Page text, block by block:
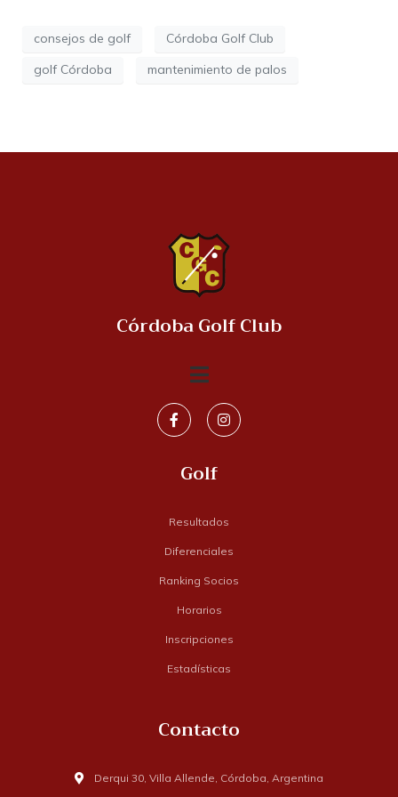
consejos de golf
Córdoba Golf Club
golf Córdoba
mantenimiento de palos
Córdoba Golf Club
Golf
Resultados
Diferenciales
Ranking Socios
Horarios
Inscripciones
Estadísticas
Contacto
Derqui 30, Villa Allende, Córdoba, Argentina